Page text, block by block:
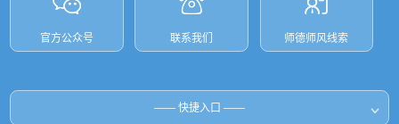
官方公众号 联系我们 师德师风线索
—— 快捷入口 ——